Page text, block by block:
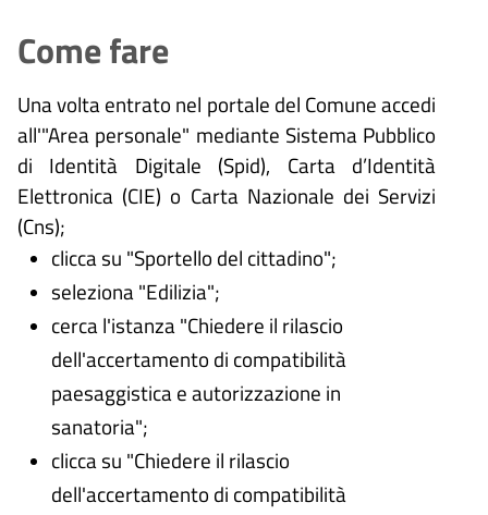
Come fare
Una volta entrato nel portale del Comune accedi
all'"Area personale" mediante Sistema Pubblico
di Identità Digitale (Spid), Carta d’Identità
Elettronica (CIE) o Carta Nazionale dei Servizi
(Cns);
clicca su "Sportello del cittadino";
seleziona "Edilizia";
cerca l'istanza "Chiedere il rilascio
dell'accertamento di compatibilità
paesaggistica e autorizzazione in
sanatoria";
clicca su "Chiedere il rilascio
dell'accertamento di compatibilità